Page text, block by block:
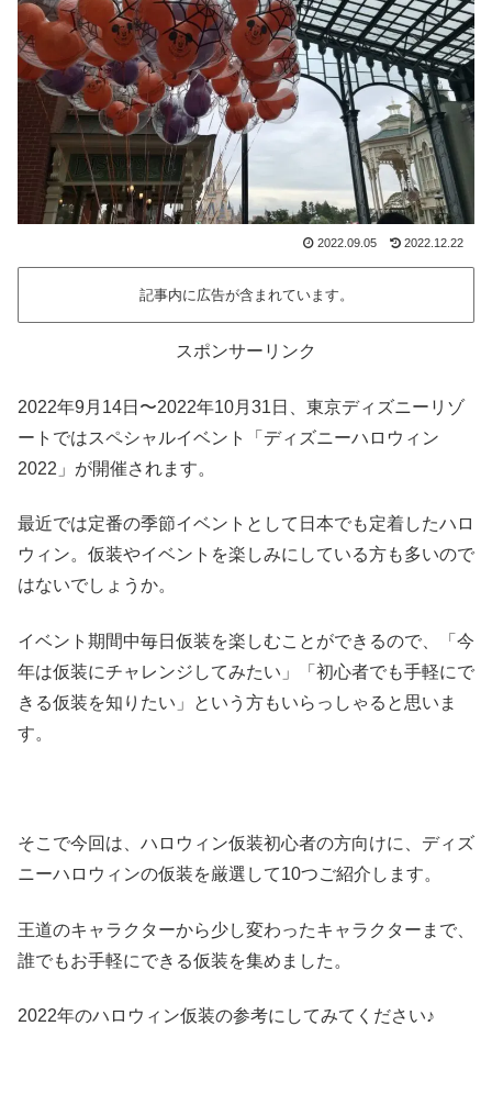
2022.09.05 2022.12.22
記事内に広告が含まれています。
スポンサーリンク
2022年9月14日〜2022年10月31日、東京ディズニーリゾ
ートではスペシャルイベント「ディズニーハロウィン
2022」が開催されます。
最近では定番の季節イベントとして日本でも定着したハロ
ウィン。仮装やイベントを楽しみにしている方も多いので
はないでしょうか。
イベント期間中毎日仮装を楽しむことができるので、「今
年は仮装にチャレンジしてみたい」「初心者でも手軽にで
きる仮装を知りたい」という方もいらっしゃると思いま
す。
そこで今回は、ハロウィン仮装初心者の方向けに、ディズ
ニーハロウィンの仮装を厳選して10つご紹介します。
王道のキャラクターから少し変わったキャラクターまで、
誰でもお手軽にできる仮装を集めました。
2022年のハロウィン仮装の参考にしてみてください♪